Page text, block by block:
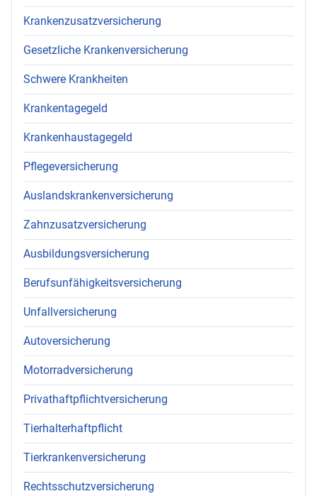
Krankenzusatzversicherung
Gesetzliche Krankenversicherung
Schwere Krankheiten
Krankentagegeld
Krankenhaustagegeld
Pflegeversicherung
Auslandskrankenversicherung
Zahnzusatzversicherung
Ausbildungsversicherung
Berufsunfähigkeitsversicherung
Unfallversicherung
Autoversicherung
Motorradversicherung
Privathaftpflichtversicherung
Tierhalterhaftpflicht
Tierkrankenversicherung
Rechtsschutzversicherung